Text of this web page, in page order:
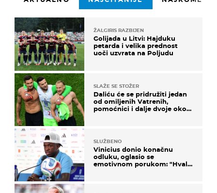
ŽALGIRIS RAZBIJEN
Golijada u Litvi: Hajduku
petarda i velika prednost
uoči uzvrata na Poljudu
SLAŽE SE STOŽER
Daliću će se pridružiti jedan
od omiljenih Vatrenih,
pomoćnici i dalje dvoje oko
SLUŽBENO
Vinicius donio konačnu
odluku, oglasio se
emotivnom porukom: "Hvala